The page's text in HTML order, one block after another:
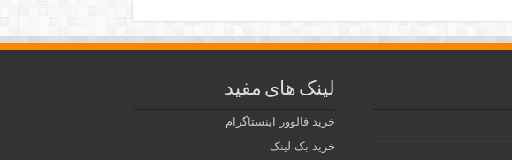
لینک های مفید
خرید فالوور اینستاگرام
خرید بک لینک